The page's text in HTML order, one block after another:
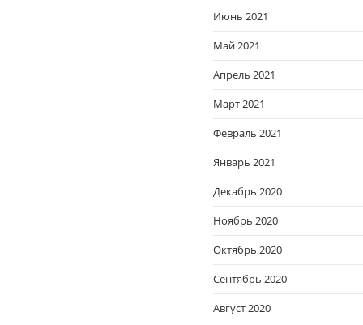
Июнь 2021
Май 2021
Апрель 2021
Март 2021
Февраль 2021
Январь 2021
Декабрь 2020
Ноябрь 2020
Октябрь 2020
Сентябрь 2020
Август 2020